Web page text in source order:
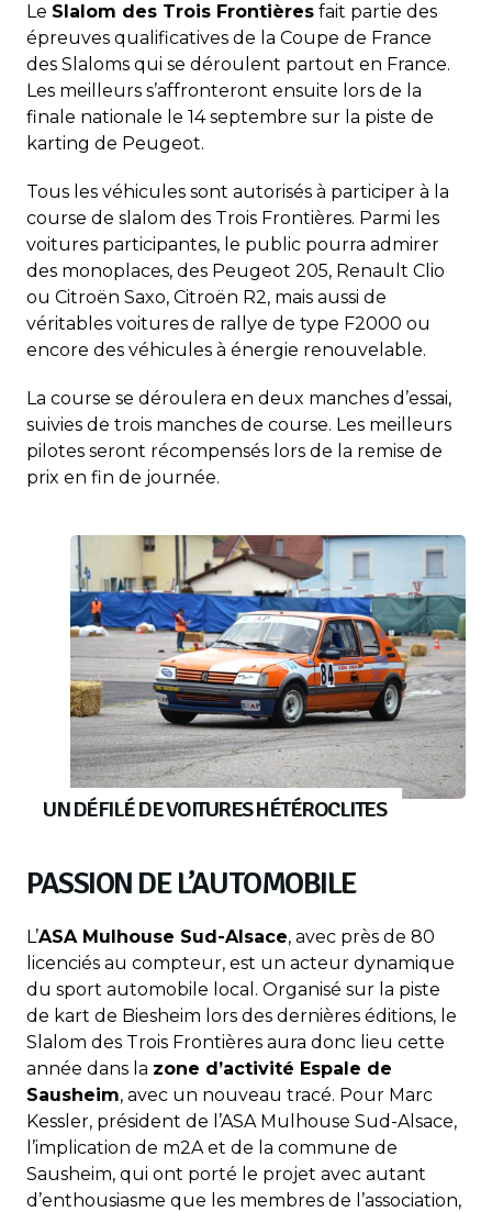
Le Slalom des Trois Frontières fait partie des
épreuves qualificatives de la Coupe de France
des Slaloms qui se déroulent partout en France.
Les meilleurs s’affronteront ensuite lors de la
finale nationale le 14 septembre sur la piste de
karting de Peugeot.
Tous les véhicules sont autorisés à participer à la
course de slalom des Trois Frontières. Parmi les
voitures participantes, le public pourra admirer
des monoplaces, des Peugeot 205, Renault Clio
ou Citroën Saxo, Citroën R2, mais aussi de
véritables voitures de rallye de type F2000 ou
encore des véhicules à énergie renouvelable.
La course se déroulera en deux manches d’essai,
suivies de trois manches de course. Les meilleurs
pilotes seront récompensés lors de la remise de
prix en fin de journée.
UN DÉFILÉ DE VOITURES HÉTÉROCLITES
PASSION DE L’AUTOMOBILE
L’ASA Mulhouse Sud-Alsace, avec près de 80
licenciés au compteur, est un acteur dynamique
du sport automobile local. Organisé sur la piste
de kart de Biesheim lors des dernières éditions, le
Slalom des Trois Frontières aura donc lieu cette
année dans la zone d’activité Espale de
Sausheim, avec un nouveau tracé. Pour Marc
Kessler, président de l’ASA Mulhouse Sud-Alsace,
l’implication de m2A et de la commune de
Sausheim, qui ont porté le projet avec autant
d’enthousiasme que les membres de l’association,